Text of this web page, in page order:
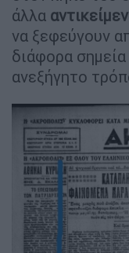
άλλα
να ξεφεύγουν
διάφορα
ανεξήγητο